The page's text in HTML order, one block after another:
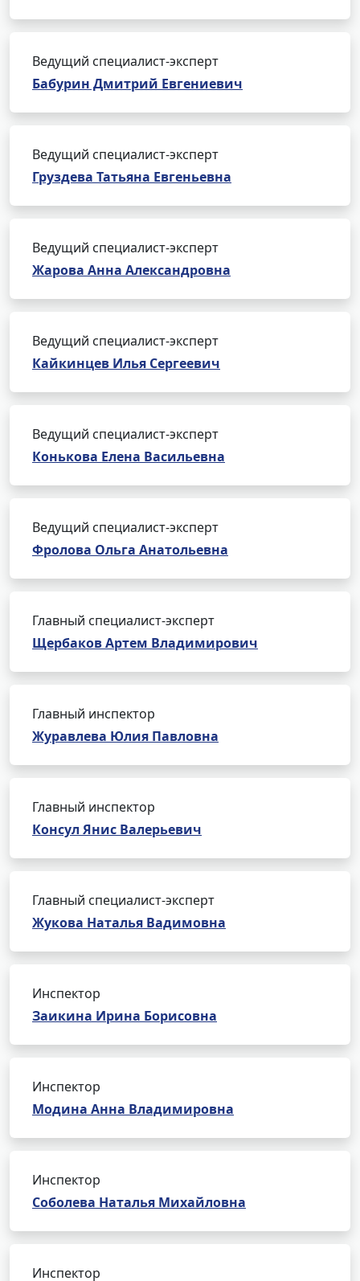
Ведущий специалист-эксперт
Бабурин Дмитрий Евгениевич
Ведущий специалист-эксперт
Груздева Татьяна Евгеньевна
Ведущий специалист-эксперт
Жарова Анна Александровна
Ведущий специалист-эксперт
Кайкинцев Илья Сергеевич
Ведущий специалист-эксперт
Конькова Елена Васильевна
Ведущий специалист-эксперт
Фролова Ольга Анатольевна
Главный специалист-эксперт
Щербаков Артем Владимирович
Главный инспектор
Журавлева Юлия Павловна
Главный инспектор
Консул Янис Валерьевич
Главный специалист-эксперт
Жукова Наталья Вадимовна
Инспектор
Заикина Ирина Борисовна
Инспектор
Модина Анна Владимировна
Инспектор
Соболева Наталья Михайловна
Инспектор